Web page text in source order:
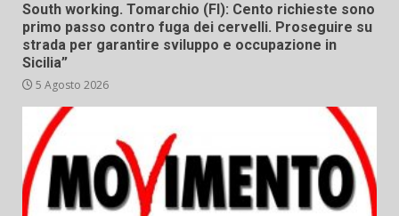
South working. Tomarchio (FI): Cento richieste sono
primo passo contro fuga dei cervelli. Proseguire su
strada per garantire sviluppo e occupazione in
Sicilia”
5 Agosto 2026